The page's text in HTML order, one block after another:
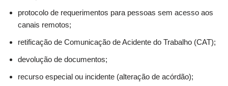
protocolo de requerimentos para pessoas sem acesso aos
canais remotos;
retificação de Comunicação de Acidente do Trabalho (CAT);
devolução de documentos;
recurso especial ou incidente (alteração de acórdão);